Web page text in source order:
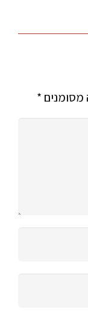
*